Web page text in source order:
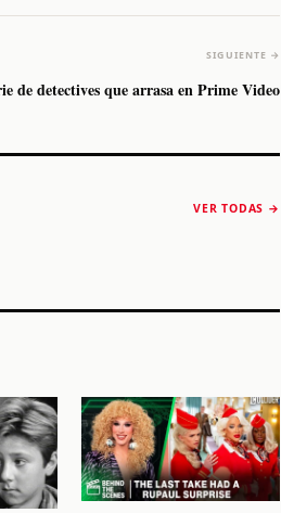
SIGUIENTE →
de detectives que arrasa en Prime Video
VER TODAS →